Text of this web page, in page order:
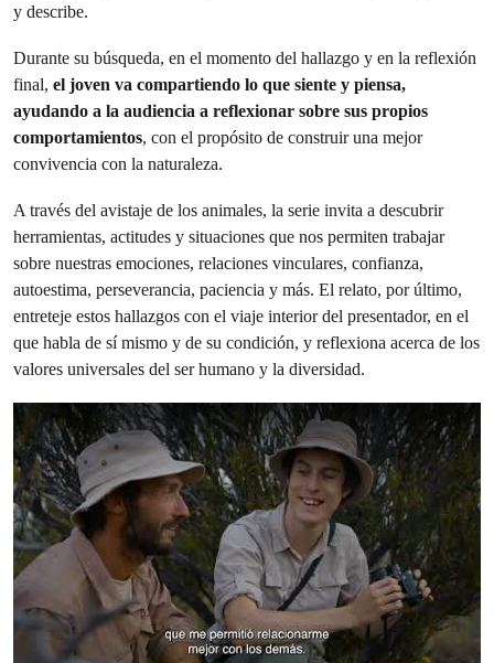
y describe.
Durante su búsqueda, en el momento del hallazgo y en la reflexión
final, el joven va compartiendo lo que siente y piensa,
ayudando a la audiencia a reflexionar sobre sus propios
comportamientos, con el propósito de construir una mejor
convivencia con la naturaleza.
A través del avistaje de los animales, la serie invita a descubrir
herramientas, actitudes y situaciones que nos permiten trabajar
sobre nuestras emociones, relaciones vinculares, confianza,
autoestima, perseverancia, paciencia y más. El relato, por último,
entreteje estos hallazgos con el viaje interior del presentador, en el
que habla de sí mismo y de su condición, y reflexiona acerca de los
valores universales del ser humano y la diversidad.